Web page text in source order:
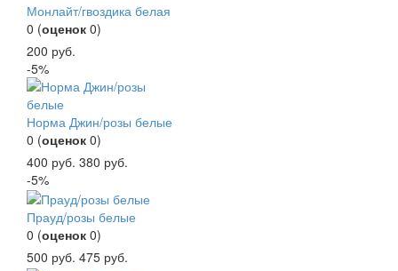
Монлайт/гвоздика белая
0 (оценок 0)
200 руб.
-5%
Норма Джин/розы белые
0 (оценок 0)
400 руб. 380 руб.
-5%
Прауд/розы белые
0 (оценок 0)
500 руб. 475 руб.